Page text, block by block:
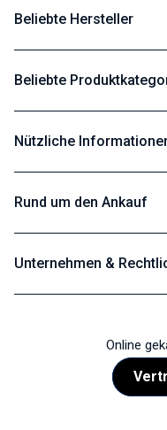
Beliebte Hersteller
Beliebte
Nützliche
Rund um den Ankauf
Unternehmen &
Online